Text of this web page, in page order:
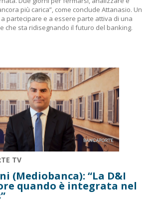
più carica”, come conclude Attanasio. Un
partecipare e a essere parte attiva di una
che sta ridisegnando il futuro del banking.
TV
(Mediobanca): “La D&I
quando è integrata nel